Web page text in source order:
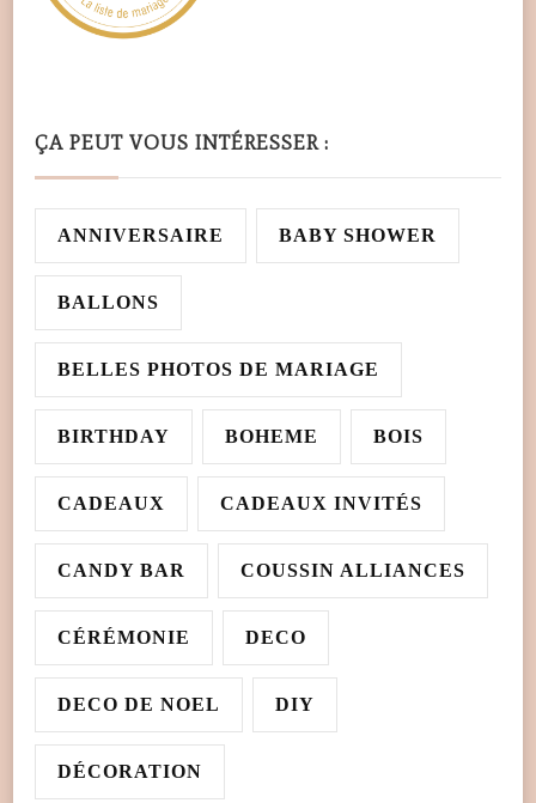
ÇA PEUT VOUS INTÉRESSER :
ANNIVERSAIRE BABY SHOWER
BALLONS
BELLES PHOTOS DE MARIAGE
BIRTHDAY BOHEME BOIS
CADEAUX CADEAUX INVITÉS
CANDY BAR COUSSIN ALLIANCES
CÉRÉMONIE DECO
DECO DE NOEL DIY
DÉCORATION